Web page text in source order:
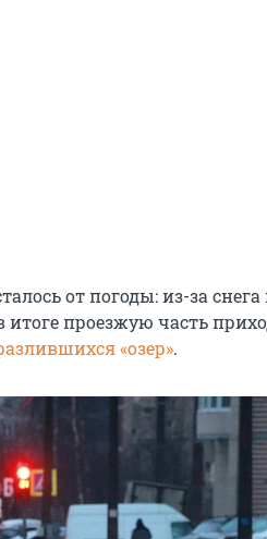
от погоды: из-за снега
проезжую часть
«озер».